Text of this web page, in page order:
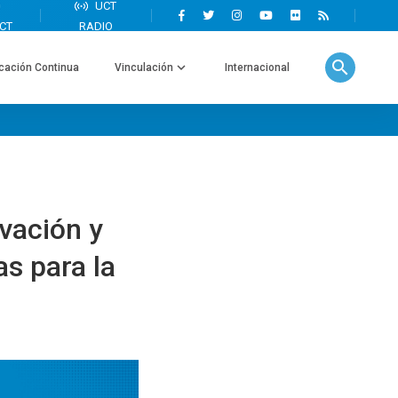
Continua Vinculación Internacional search
y
para la